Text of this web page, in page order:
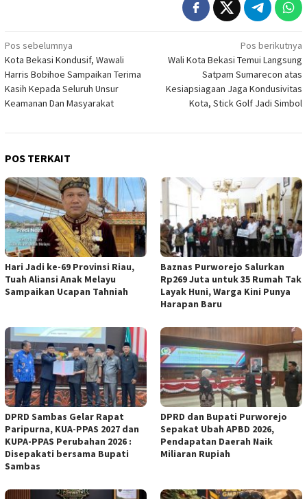
Navigasi
pos
Pos sebelumnya
Kota Bekasi Kondusif, Wawali
Harris Bobihoe Sampaikan Terima
Kasih Kepada Seluruh Unsur
Keamanan Dan Masyarakat
Pos berikutnya
Wali Kota Bekasi Temui Langsung
Satpam Sumarecon atas
Kesiapsiagaan Jaga Kondusivitas
Kota, Stick Golf Jadi Simbol
POS TERKAIT
Hari Jadi ke-69 Provinsi Riau,
Tuah Aliansi Anak Melayu
Sampaikan Ucapan Tahniah
Baznas Purworejo Salurkan
Rp269 Juta untuk 35 Rumah Tak
Layak Huni, Warga Kini Punya
Harapan Baru ‎
DPRD Sambas Gelar Rapat
Paripurna, KUA-PPAS 2027 dan
KUPA-PPAS Perubahan 2026 :
Disepakati bersama Bupati
Sambas
DPRD dan Bupati Purworejo
Sepakat Ubah APBD 2026,
Pendapatan Daerah Naik
Miliaran Rupiah ‎